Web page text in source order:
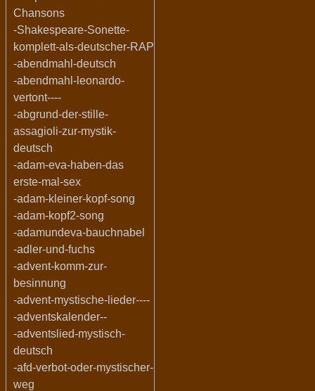
Chansons
-Shakespeare-Sonette-
komplett-als-deutscher-RAP
-abendmahl-deutsch
-abendmahl-leonardo-
vertont----
-abgrund-der-stille-
assagioli-zur-mystik-
deutsch
-adam-eva-haben-das
erste-mal-sex
-adam-kleiner-kopf-song
-adam-kopf2-song
-adamundeva-bauchnabel
-adler-und-fuchs
-advent-komm-zur-
besinnung
-advent-mystische-lieder----
-adventskalender--
-adventslied-mystisch-
deutsch
-afd-verbot-oder-mystischer-
weg